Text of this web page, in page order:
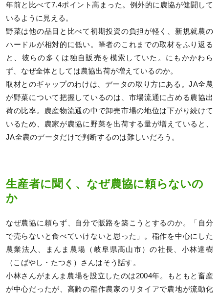
年前と比べて7.4ポイント高まった。例外的に農協が健闘して
いるように見える。
野菜は他の品目と比べて初期投資の負担が軽く、新規就農の
ハードルが相対的に低い。筆者のこれまでの取材をふり返る
と、彼らの多くは独自販売を模索していた。にもかかわら
ず、なぜ全体としては農協出荷が増えているのか。
取材とのギャップのわけは、データの取り方にある。JA全農
が野菜について把握しているのは、市場流通に占める農協出
荷の比率。農産物流通の中で卸売市場の地位は下がり続けて
いるため、農家が農協に野菜を出荷する量が増えていると、
JA全農のデータだけで判断するのは難しいだろう。
生産者に聞く、なぜ農協に頼らないの
か
なぜ農協に頼らず、自分で販路を築こうとするのか。「自分
で売らないと食べていけないと思った」。稲作を中心にした
農業法人、まんま農場（岐阜県高山市）の社長、小林達樹
（こばやし・たつき）さんはそう話す。
小林さんがまんま農場を設立したのは2004年。もともと畜産
が中心だったが、高齢の稲作農家のリタイアで農地が流動化